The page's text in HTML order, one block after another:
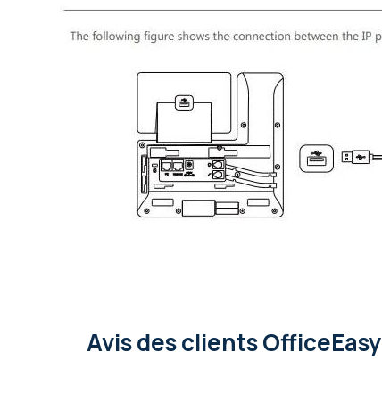
Avis des clients OfficeEasy